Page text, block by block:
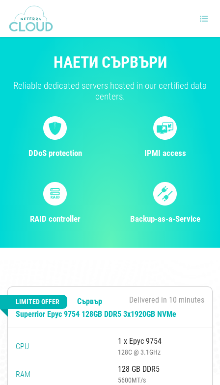
НАЕТИ СЪРВЪРИ
Reliable dedicated servers hosted in our certified data
centers.
DDoS protection IPMI access
RAID controller Backup-as-a-Service
LIMITED OFFER Delivered in 10 minutes
Сървър
Superrior Epyc 9754 128GB DDR5 3x1920GB NVMe
CPU
1 x Epyc 9754
128C @ 3.1GHz
RAM
128 GB DDR5
5600MT/s